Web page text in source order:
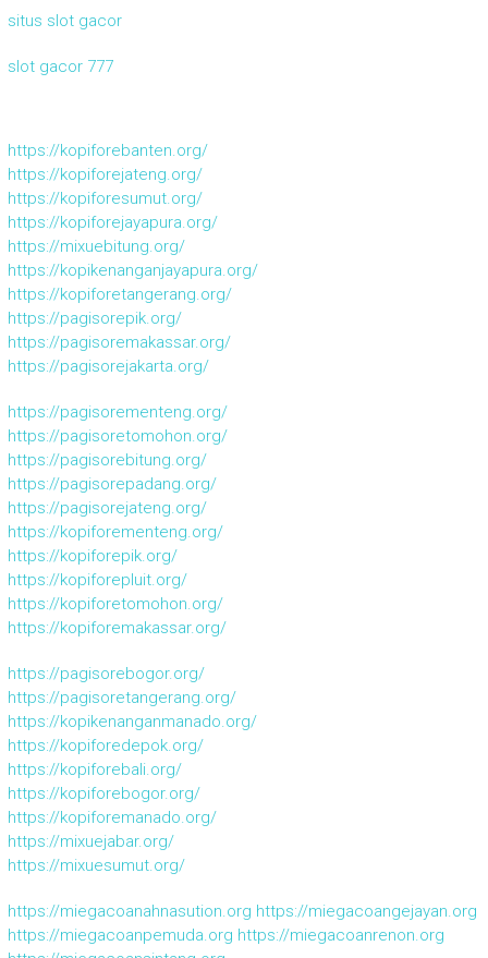
situs slot gacor
slot gacor 777
https://kopiforebanten.org/
https://kopiforejateng.org/
https://kopiforesumut.org/
https://kopiforejayapura.org/
https://mixuebitung.org/
https://kopikenanganjayapura.org/
https://kopiforetangerang.org/
https://pagisorepik.org/
https://pagisoremakassar.org/
https://pagisorejakarta.org/
https://pagisorementeng.org/
https://pagisoretomohon.org/
https://pagisorebitung.org/
https://pagisorepadang.org/
https://pagisorejateng.org/
https://kopiforementeng.org/
https://kopiforepik.org/
https://kopiforepluit.org/
https://kopiforetomohon.org/
https://kopiforemakassar.org/
https://pagisorebogor.org/
https://pagisoretangerang.org/
https://kopikenanganmanado.org/
https://kopiforedepok.org/
https://kopiforebali.org/
https://kopiforebogor.org/
https://kopiforemanado.org/
https://mixuejabar.org/
https://mixuesumut.org/
https://miegacoanahnasution.org https://miegacoangejayan.org
https://miegacoanpemuda.org https://miegacoanrenon.org